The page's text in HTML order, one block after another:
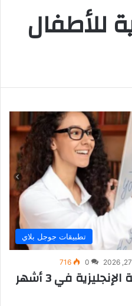
للأطفال
تطبيقات جوجل بلاي
0
716
أفضل تطبيق لإتقان اللغة الإنجليزية في 3 أشهر